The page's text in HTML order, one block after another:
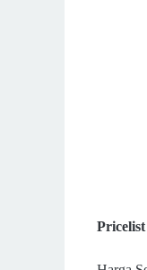
Pricelist